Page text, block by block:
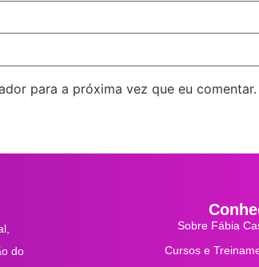
para a próxima vez que eu comentar.
do
Sobre Fábia
Cursos e